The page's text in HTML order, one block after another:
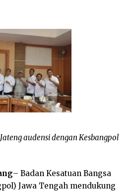
audensi dengan Kesbangpol
– Badan Kesatuan Bangsa
Jawa Tengah mendukung